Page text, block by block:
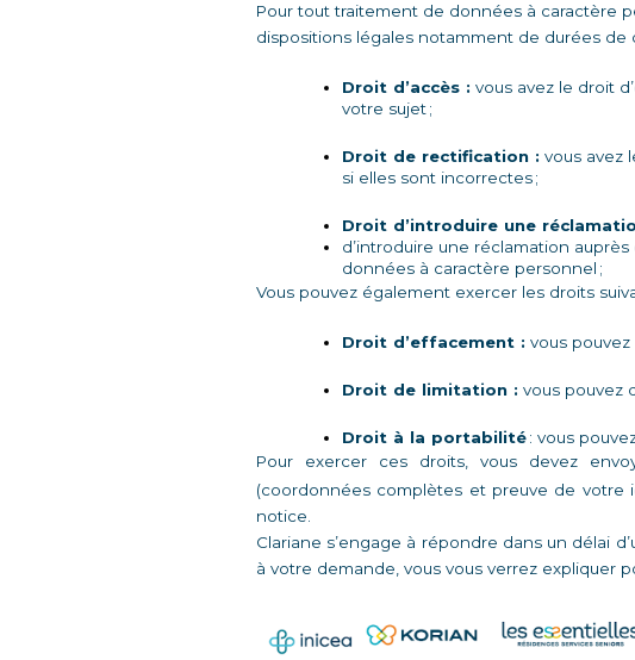
Pour tout traitement de données à caractère
dispositions légales notamment de durées
Droit d’accès : vous avez le droit
votre sujet ;
Droit de rectification : vous avez
si elles sont incorrectes ;
Droit d’introduire une
d’introduire une réclamation
données à caractère personnel ;
Vous pouvez également exercer les droits
Droit d’effacement : vous
Droit de limitation : vous pouvez
Droit à la portabilité : vous
Pour exercer ces droits, vous devez
(coordonnées complètes et preuve de votre
notice.
Clariane s’engage à répondre dans un délai
à votre demande, vous vous verrez expliquer